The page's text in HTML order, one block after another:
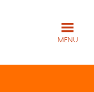
MENU